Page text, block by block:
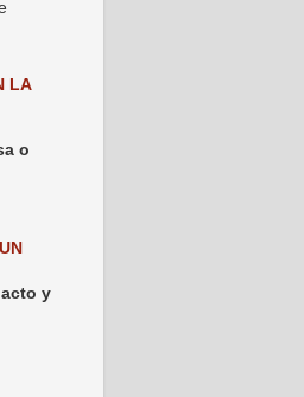
LA
o
y